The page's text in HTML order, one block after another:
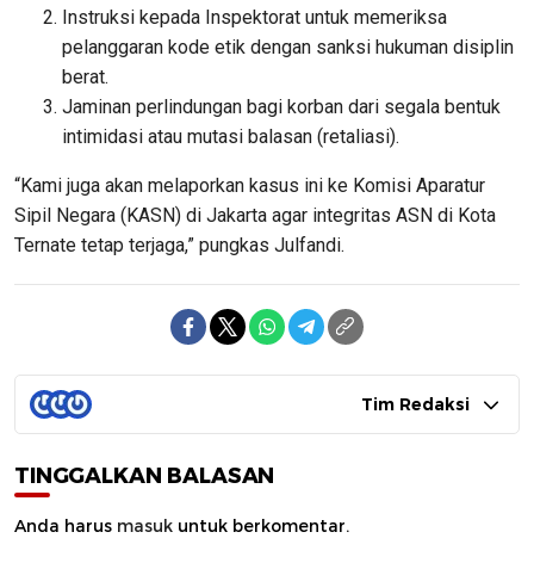
Instruksi kepada Inspektorat untuk memeriksa
pelanggaran kode etik dengan sanksi hukuman disiplin
berat.
Jaminan perlindungan bagi korban dari segala bentuk
intimidasi atau mutasi balasan (retaliasi).
“Kami juga akan melaporkan kasus ini ke Komisi Aparatur
Sipil Negara (KASN) di Jakarta agar integritas ASN di Kota
Ternate tetap terjaga,” pungkas Julfandi.
Tim Redaksi
TINGGALKAN BALASAN
Anda harus masuk untuk berkomentar.